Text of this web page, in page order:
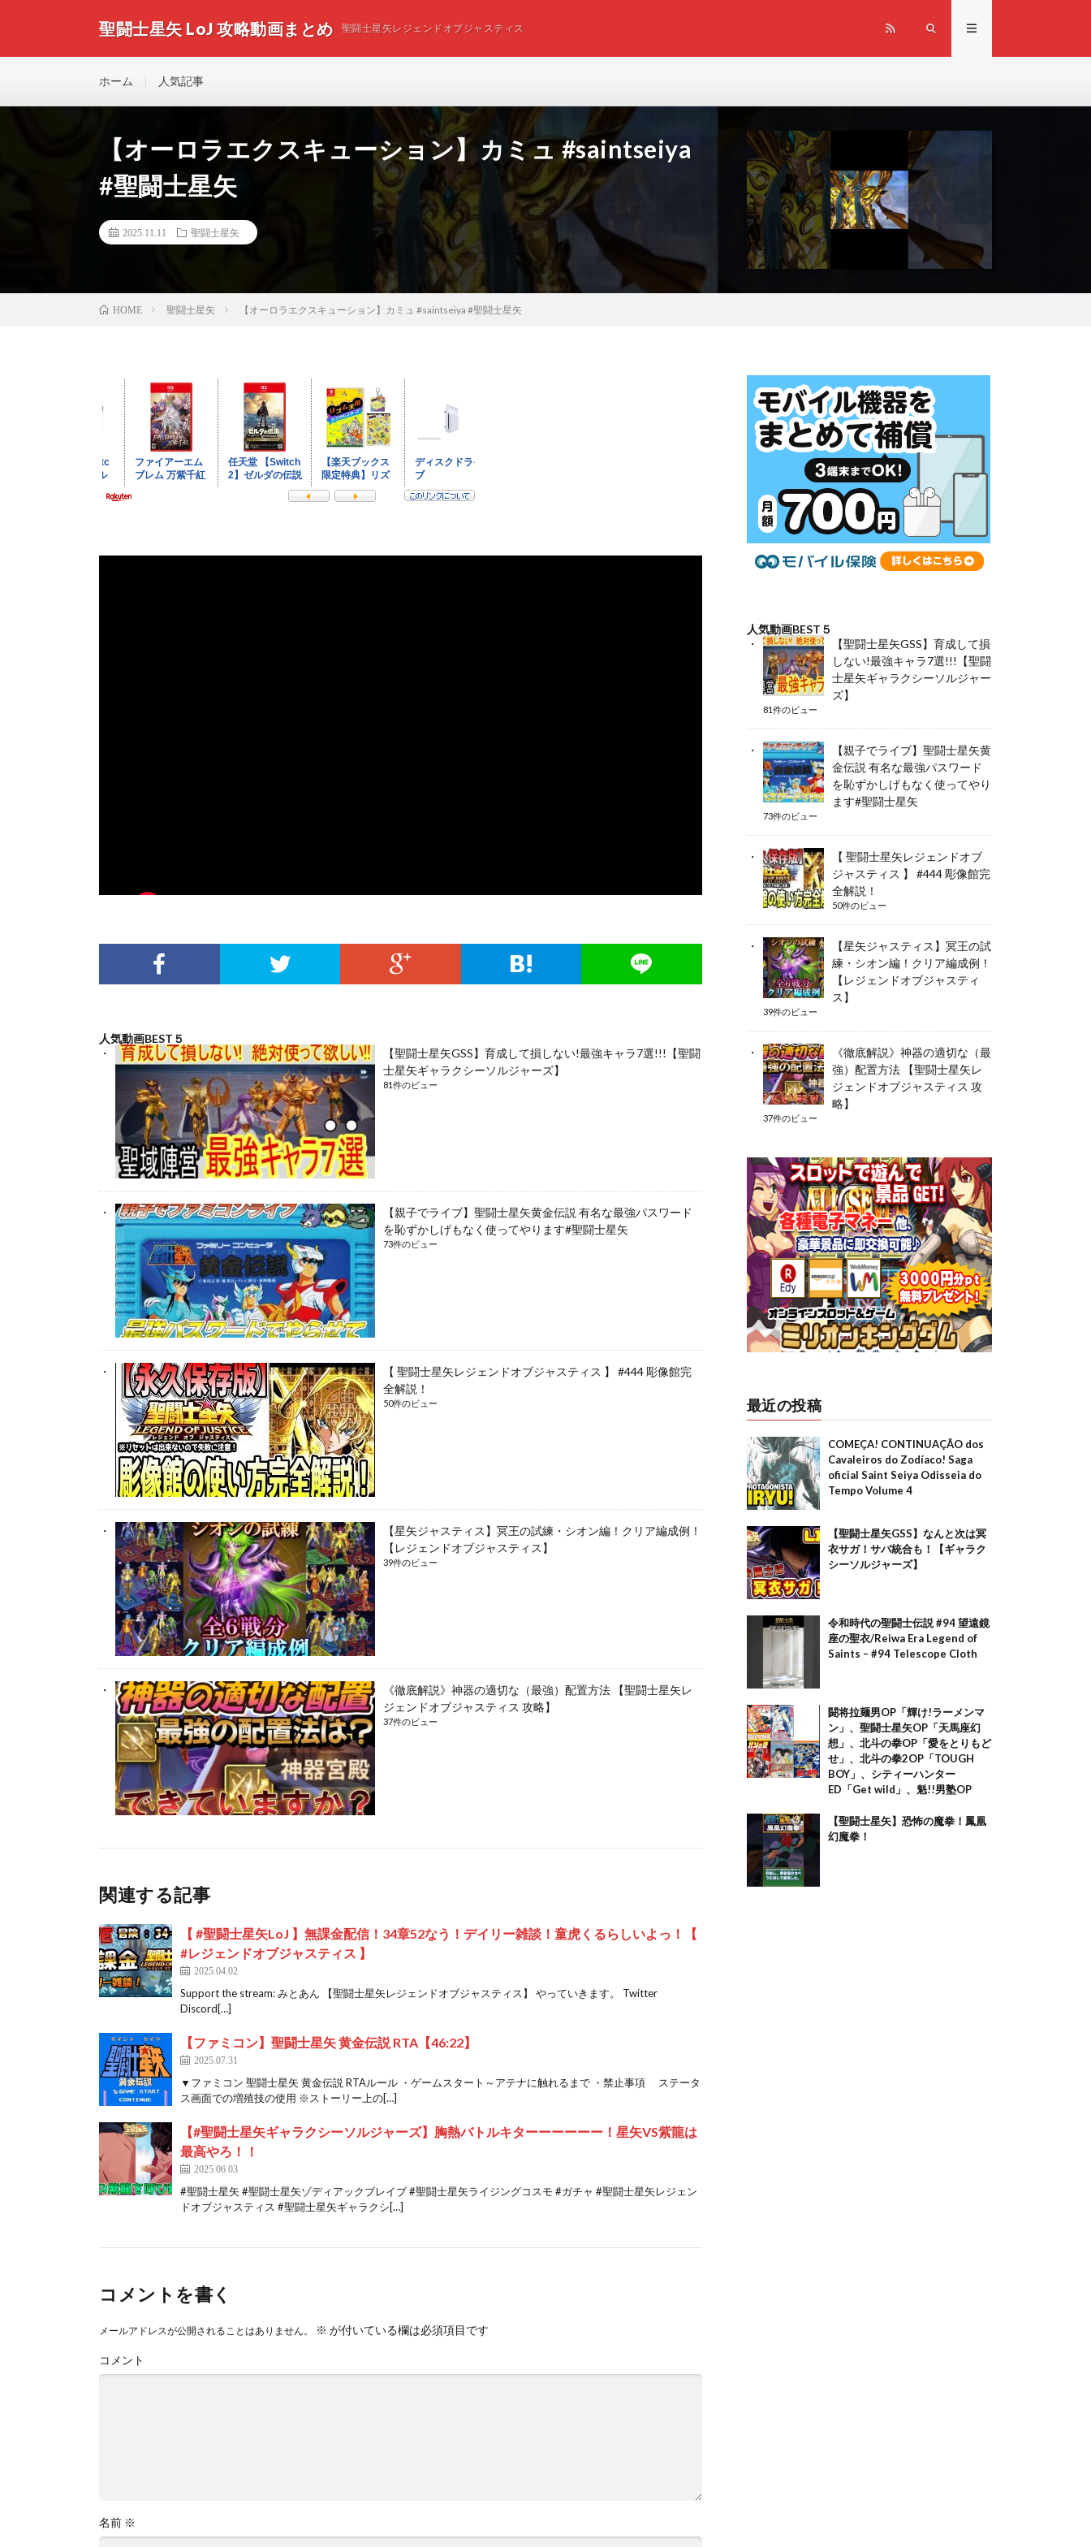
聖闘士星矢 LoJ 攻略動画まとめ 聖闘士星矢レジェンドオブジャスティス
ホーム 人気記事
【オーロラエクスキューション】カミュ #saintseiya
#聖闘士星矢
2025.11.11 聖闘士星矢
HOME 聖闘士星矢 【オーロラエクスキューション】カミュ #saintseiya #聖闘士星矢
人気動画BEST５
【聖闘士星矢GSS】育成して損しない!最強キャラ7選!!!【聖闘
士星矢ギャラクシーソルジャーズ】
81件のビュー
【親子でライブ】聖闘士星矢黄金伝説 有名な最強パスワード
を恥ずかしげもなく使ってやります#聖闘士星矢
73件のビュー
【 聖闘士星矢レジェンドオブジャスティス 】 #444 彫像館完
全解説！
50件のビュー
【星矢ジャスティス】冥王の試練・シオン編！クリア編成例！
【レジェンドオブジャスティス】
39件のビュー
《徹底解説》神器の適切な（最強）配置方法 【聖闘士星矢レ
ジェンドオブジャスティス 攻略】
37件のビュー
関連する記事
【 #聖闘士星矢LoJ 】無課金配信！34章52なう！デイリー雑談！童虎くるらしいよっ！【
#レジェンドオブジャスティス 】
2025.04.02
Support the stream: みとあん 【聖闘士星矢レジェンドオブジャスティス】 やっていきます。 Twitter
Discord[…]
【ファミコン】聖闘士星矢 黄金伝説 RTA【46:22】
2025.07.31
▼ファミコン 聖闘士星矢 黄金伝説 RTAルール ・ゲームスタート～アテナに触れるまで ・禁止事項 ステータ
ス画面での増殖技の使用 ※ストーリー上の[…]
【#聖闘士星矢ギャラクシーソルジャーズ】胸熱バトルキターーーーーー！星矢VS紫龍は
最高やろ！！
2025.06.03
#聖闘士星矢 #聖闘士星矢ゾディアックブレイブ #聖闘士星矢ライジングコスモ #ガチャ #聖闘士星矢レジェン
ドオブジャスティス #聖闘士星矢ギャラクシ[…]
コメントを書く
メールアドレスが公開されることはありません。 ※ が付いている欄は必須項目です
コメント
名前 ※
人気動画BEST５
【聖闘士星矢GSS】育成して損
しない!最強キャラ7選!!!【聖闘
士星矢ギャラクシーソルジャー
ズ】
81件のビュー
【親子でライブ】聖闘士星矢黄
金伝説 有名な最強パスワード
を恥ずかしげもなく使ってやり
ます#聖闘士星矢
73件のビュー
【 聖闘士星矢レジェンドオブ
ジャスティス 】 #444 彫像館完
全解説！
50件のビュー
【星矢ジャスティス】冥王の試
練・シオン編！クリア編成例！
【レジェンドオブジャスティ
ス】
39件のビュー
《徹底解説》神器の適切な（最
強）配置方法 【聖闘士星矢レ
ジェンドオブジャスティス 攻
略】
37件のビュー
最近の投稿
COMEÇA! CONTINUAÇÃO dos
Cavaleiros do Zodíaco! Saga
oficial Saint Seiya Odisseia do
Tempo Volume 4
【聖闘士星矢GSS】なんと次は冥
衣サガ！サバ統合も！【ギャラク
シーソルジャーズ】
令和時代の聖闘士伝説 #94 望遠鏡
座の聖衣/Reiwa Era Legend of
Saints – #94 Telescope Cloth
闘将拉麺男OP「輝け!ラーメンマ
ン」、聖闘士星矢OP「天馬座幻
想」、北斗の拳OP「愛をとりもど
せ」、北斗の拳2OP「TOUGH
BOY」、シティーハンター
ED「Get wild」、魁!!男塾OP
【聖闘士星矢】恐怖の魔拳！鳳凰
幻魔拳！